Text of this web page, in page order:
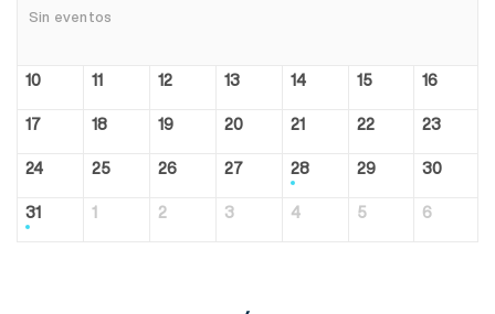
Sin eventos
10 11 12 13 14 15 16
17 18 19 20 21 22 23
24 25 26 27 28 29 30
31 1 2 3 4 5 6